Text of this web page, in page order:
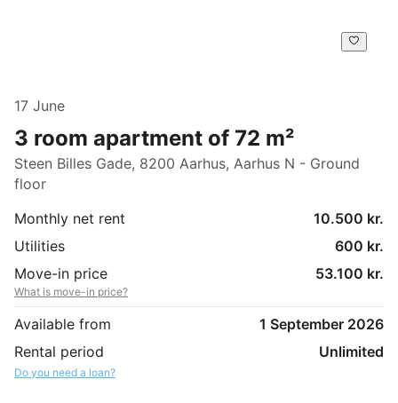
17 June
3 room apartment of 72 m²
Steen Billes Gade, 8200 Aarhus, Aarhus N - Ground
floor
Monthly net rent
10.500 kr.
Utilities
600 kr.
Move-in price
53.100 kr.
What is move-in price?
Available from
1 September 2026
Rental period
Unlimited
Do you need a loan?